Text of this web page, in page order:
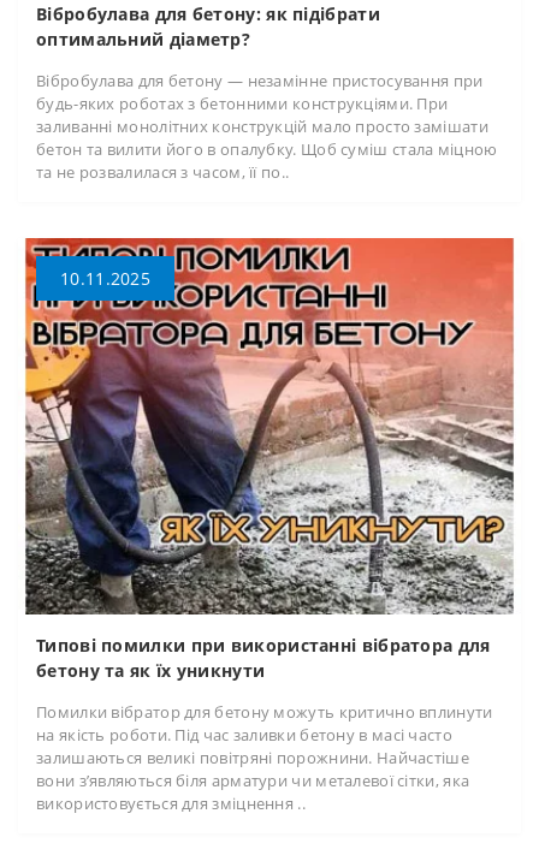
Вібробулава для бетону: як підібрати
оптимальний діаметр?
Вібробулава для бетону — незамінне пристосування при
будь-яких роботах з бетонними конструкціями. При
заливанні монолітних конструкцій мало просто замішати
бетон та вилити його в опалубку. Щоб суміш стала міцною
та не розвалилася з часом, її по..
10.11.2025
Типові помилки при використанні вібратора для
бетону та як їх уникнути
Помилки вібратор для бетону можуть критично вплинути
на якість роботи. Під час заливки бетону в масі часто
залишаються великі повітряні порожнини. Найчастіше
вони з’являються біля арматури чи металевої сітки, яка
використовується для зміцнення ..